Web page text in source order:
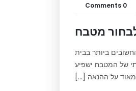
0 Comments
מטבח
ביותר בבית
של המטבח ישפיע
מאוד על ההנאה […]